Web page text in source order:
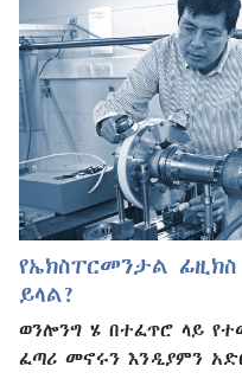
የኤክስፐርመንታል
ይላል?
ወንሎንግ ሄ በተፈጥሮ ላይ
ፈጣሪ መኖሩን እንዲያምን